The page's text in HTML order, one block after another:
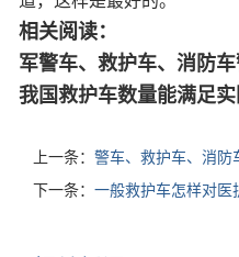
相关阅读：
军警车、救护车、消防
我国救护车数量能满足实
上一条： 警车、救护车、消防
下一条： 一般救护车怎样对医